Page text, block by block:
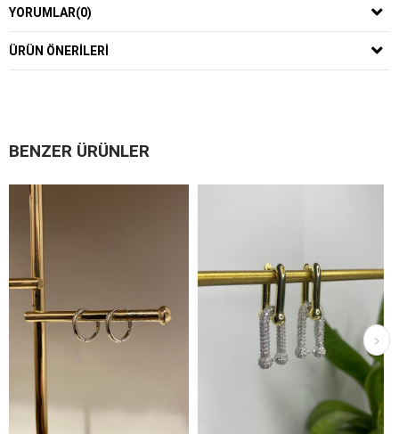
YORUMLAR(0)
ÜRÜN ÖNERILERI
BENZER ÜRÜNLER